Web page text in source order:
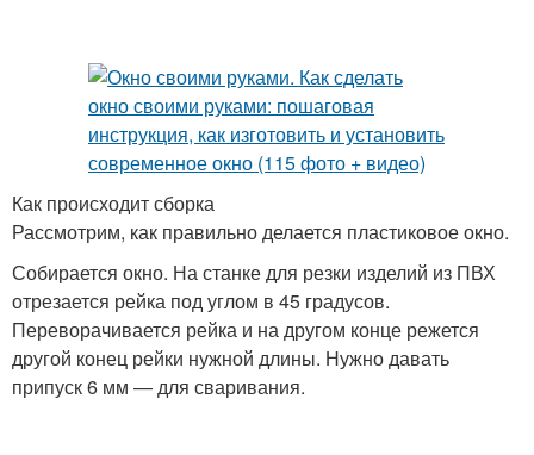
Как происходит сборка
Рассмотрим, как правильно делается пластиковое окно.
Собирается окно. На станке для резки изделий из ПВХ
отрезается рейка под углом в 45 градусов.
Переворачивается рейка и на другом конце режется
другой конец рейки нужной длины. Нужно давать
припуск 6 мм — для сваривания.